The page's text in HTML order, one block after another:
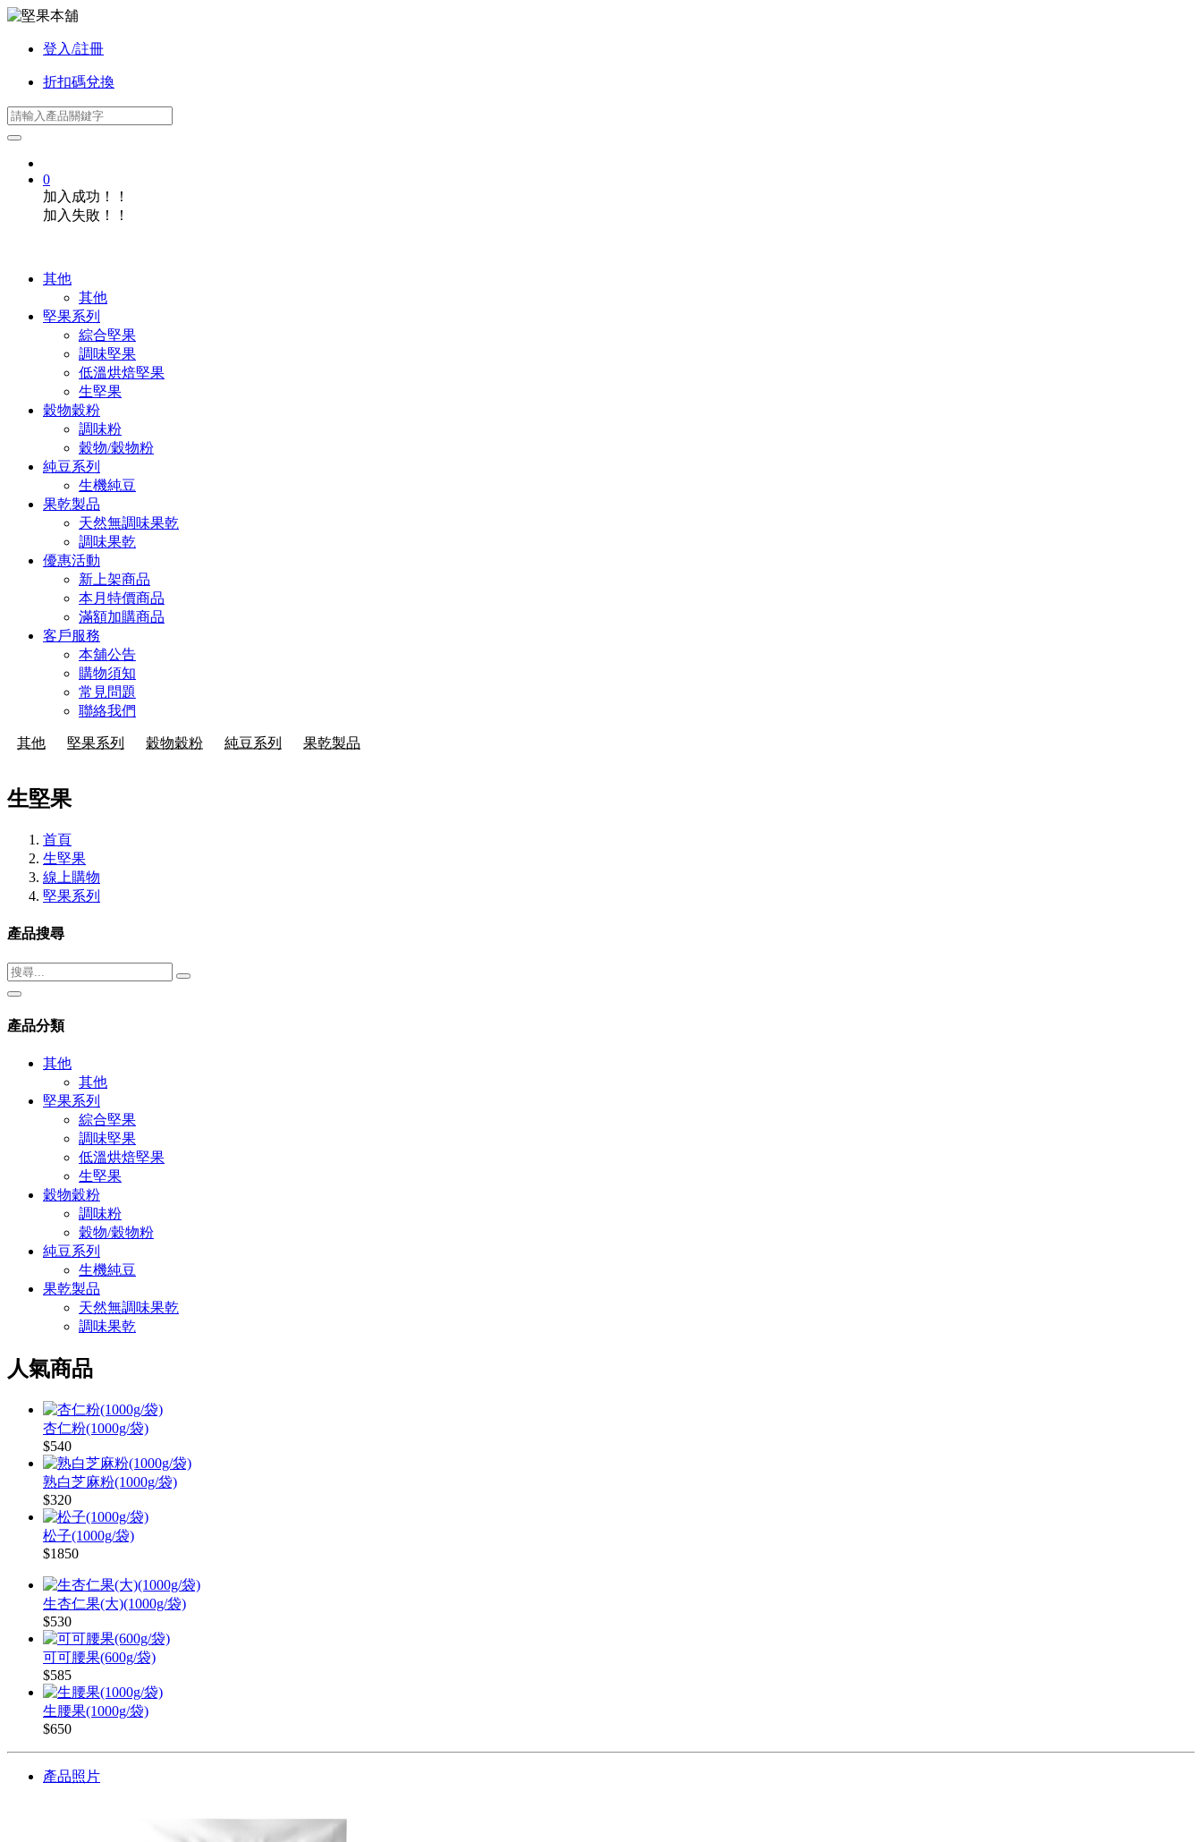
登入/註冊
折扣碼兌換
0
加入成功！！
加入失敗！！
其他
其他
堅果系列
綜合堅果
調味堅果
低溫烘焙堅果
生堅果
穀物穀粉
調味粉
穀物/穀物粉
純豆系列
生機純豆
果乾製品
天然無調味果乾
調味果乾
優惠活動
新上架商品
本月特價商品
滿額加購商品
客戶服務
本舖公告
購物須知
常見問題
聯絡我們
其他 堅果系列 穀物穀粉 純豆系列 果乾製品
生堅果
首頁
生堅果
線上購物
堅果系列
產品搜尋
產品分類
其他
其他
堅果系列
綜合堅果
調味堅果
低溫烘焙堅果
生堅果
穀物穀粉
調味粉
穀物/穀物粉
純豆系列
生機純豆
果乾製品
天然無調味果乾
調味果乾
人氣商品
杏仁粉(1000g/袋)
$540
熟白芝麻粉(1000g/袋)
$320
松子(1000g/袋)
$1850
生杏仁果(大)(1000g/袋)
$530
可可腰果(600g/袋)
$585
生腰果(1000g/袋)
$650
產品照片